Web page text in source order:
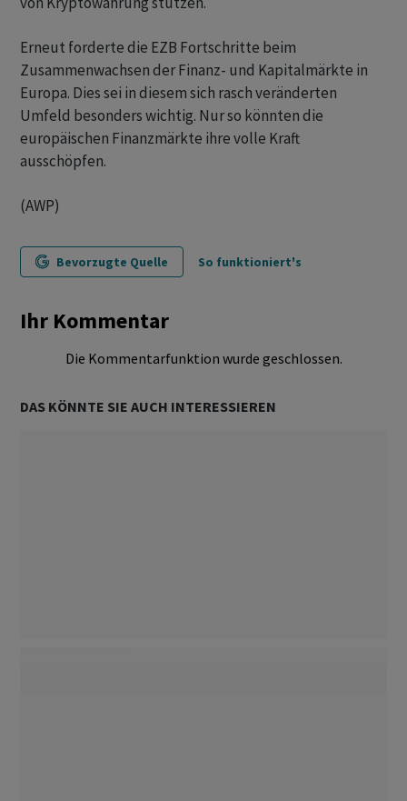
Erneut forderte die EZB Fortschritte beim
Zusammenwachsen der Finanz- und Kapitalmärkte in
Europa. Dies sei in diesem sich rasch veränderten
Umfeld besonders wichtig. Nur so könnten die
europäischen Finanzmärkte ihre volle Kraft
ausschöpfen.
(AWP)
Bevorzugte Quelle So funktioniert's
Ihr Kommentar
Die Kommentarfunktion wurde geschlossen.
DAS KÖNNTE SIE AUCH INTERESSIEREN